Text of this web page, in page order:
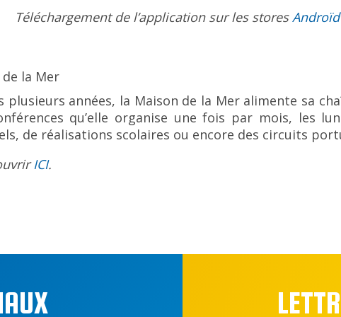
Téléchargement de l’application sur les storesAndroïd
la Mer
plusieurs années, la Maison de la Mer alimente sa
qu’elle organise une fois par mois, les
de réalisations scolaires ou encore des circuits
ICI.